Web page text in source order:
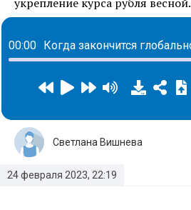
00:00
24 февраля 2023, 22:19
Светлана Вишнева